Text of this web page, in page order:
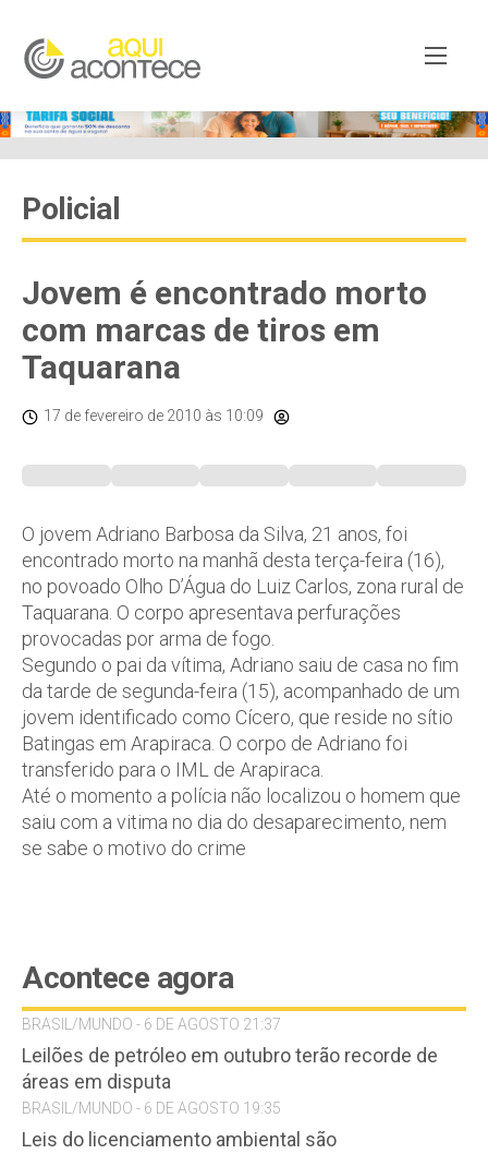
Policial
Jovem é encontrado morto
com marcas de tiros em
Taquarana
17 de fevereiro de 2010 às 10:09
O jovem Adriano Barbosa da Silva, 21 anos, foi
encontrado morto na manhã desta terça-feira (16),
no povoado Olho D’Água do Luiz Carlos, zona rural de
Taquarana. O corpo apresentava perfurações
provocadas por arma de fogo.
Segundo o pai da vítima, Adriano saiu de casa no fim
da tarde de segunda-feira (15), acompanhado de um
jovem identificado como Cícero, que reside no sítio
Batingas em Arapiraca. O corpo de Adriano foi
transferido para o IML de Arapiraca.
Até o momento a polícia não localizou o homem que
saiu com a vitima no dia do desaparecimento, nem
se sabe o motivo do crime
Acontece agora
BRASIL/MUNDO - 6 DE AGOSTO 21:37
Leilões de petróleo em outubro terão recorde de
áreas em disputa
BRASIL/MUNDO - 6 DE AGOSTO 19:35
Leis do licenciamento ambiental são